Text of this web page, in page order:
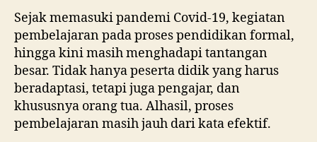
Sejak memasuki pandemi Covid-19, kegiatan
pembelajaran pada proses pendidikan formal,
hingga kini masih menghadapi tantangan
besar. Tidak hanya peserta didik yang harus
beradaptasi, tetapi juga pengajar, dan
khususnya orang tua. Alhasil, proses
pembelajaran masih jauh dari kata efektif.